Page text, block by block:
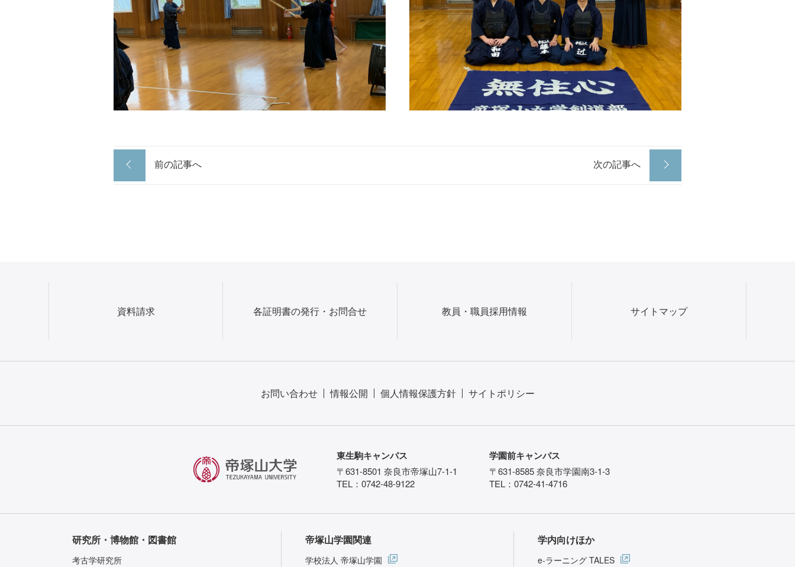
前の記事へ 次の記事へ
資料請求 各証明書の発行・お問合せ 教員・職員採用情報 サイトマップ
お問い合わせ 情報公開 個人情報保護方針 サイトポリシー
東生駒キャンパス
〒631-8501 奈良市帝塚山7-1-1
TEL：0742-48-9122
学園前キャンパス
〒631-8585 奈良市学園南3-1-3
TEL：0742-41-4716
研究所・博物館・図書館
考古学研究所
帝塚山学園関連
学校法人 帝塚山学園
学内向けほか
e-ラーニング TALES